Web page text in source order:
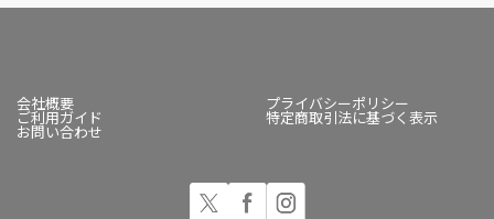
会社概要 プライバシーポリシー
ご利用ガイド 特定商取引法に基づく表示
お問い合わせ